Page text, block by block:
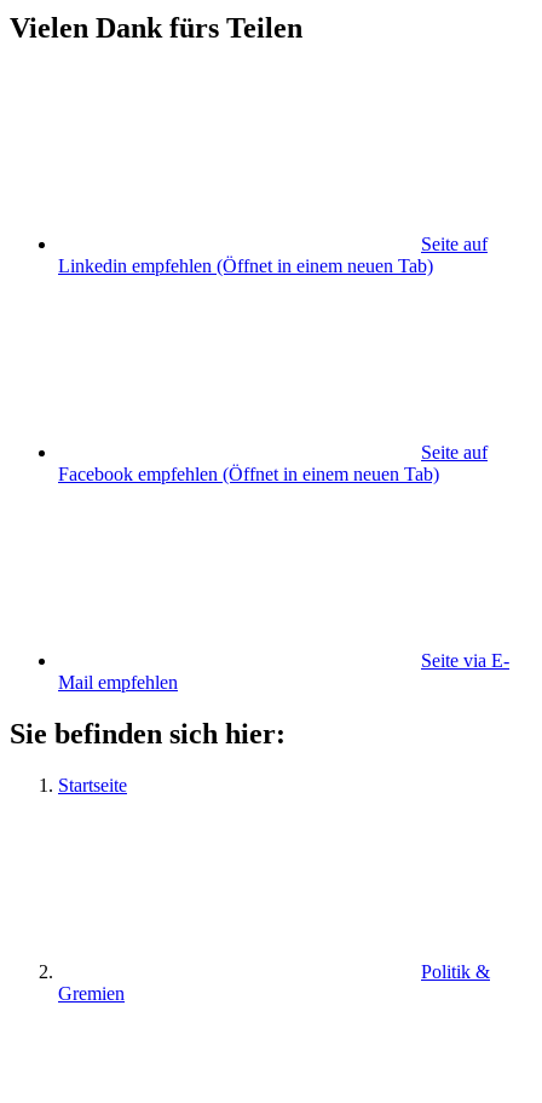
Vielen Dank fürs Teilen
Seite auf
Linkedin empfehlen (Öffnet in einem neuen Tab)
Seite auf
Facebook empfehlen (Öffnet in einem neuen Tab)
Seite via E-
Mail empfehlen
Sie befinden sich hier:
Startseite
Politik &
Gremien